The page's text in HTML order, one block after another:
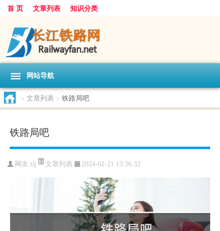
首 页 文章列表 知识分类
网站导航
> 文章列表 > 铁路局吧
铁路局吧
网友:tlj 文章列表 2024-02-21 13:36:32